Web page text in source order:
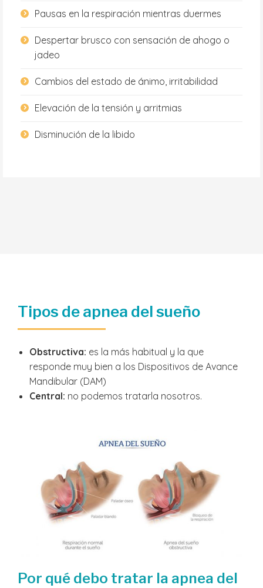
Pausas en la respiración mientras duermes
Despertar brusco con sensación de ahogo o
jadeo
Cambios del estado de ánimo, irritabilidad
Elevación de la tensión y arritmias
Disminución de la libido
Tipos de apnea del sueño
Obstructiva: es la más habitual y la que
responde muy bien a los Dispositivos de Avance
Mandibular (DAM)
Central: no podemos tratarla nosotros.
Por qué debo tratar la apnea del